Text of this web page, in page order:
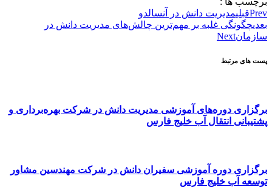
Prevقبلیمدیریت دانش در آنسالدو
بعدیچگونگی غلبه بر مهم‌ترین چالش‌های مدیریت دانش در
سازمانNext
پست های مرتبط
برگزاری دوره‌های آموزشی مدیریت دانش در شرکت بهره‌برداری و
پشتیبانی انتقال آب خلیج فارس
برگزاری دوره آموزشی سفیران دانش در شرکت مهندسین مشاور
توسعه آب خلیج فارس